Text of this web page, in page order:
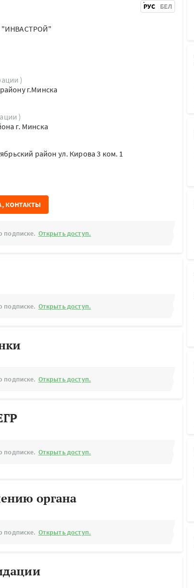
РУС БЕЛ
"ИНВАСТРОЙ"
)
г.Минска
)
г. Минска
район ул. Кирова 3 ком. 1
КОНТАКТЫ
подписке. Открыть доступ.
подписке. Открыть доступ.
подписке. Открыть доступ.
подписке. Открыть доступ.
органа
подписке. Открыть доступ.